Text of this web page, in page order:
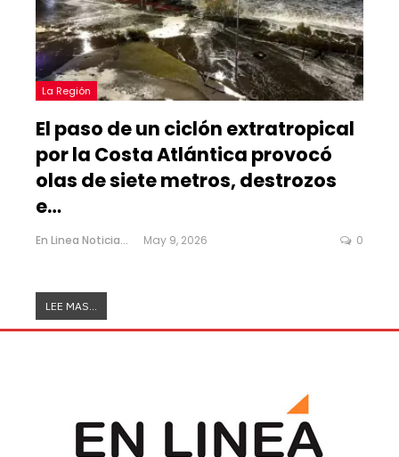
La Región
El paso de un ciclón extratropical
por la Costa Atlántica provocó
olas de siete metros, destrozos
e…
En Linea Noticias May 9, 2026 0
LEE MAS...